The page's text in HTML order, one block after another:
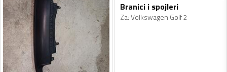
Branici i spojleri
Za:Volkswagen Golf 2